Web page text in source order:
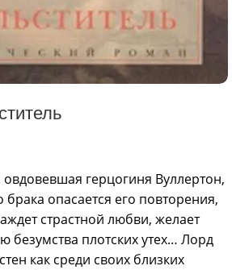
герцогиня Вуллертон,
брака опасается его повторения,
страстной любви, желает
безумства плотских утех… Лорд
как среди своих близких